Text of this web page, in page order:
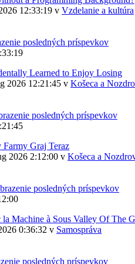
12:33:19 v Vzdelanie a kultúra
Learned to Enjoy Losing
2026 12:21:45 v Košeca a
Graj Teraz
2026 2:12:00 v Košeca a
Machine à Sous Valley Of The
0:36:32 v Samospráva